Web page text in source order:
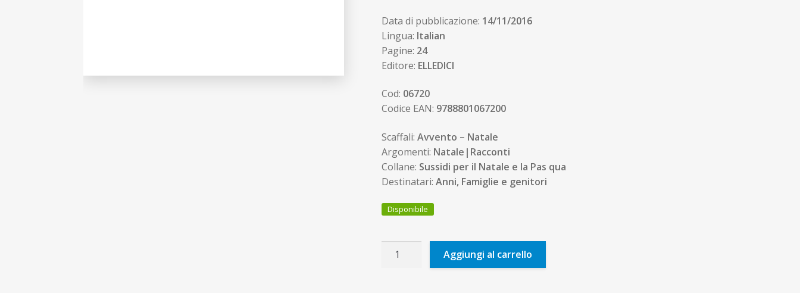
Data di pubblicazione: 14/11/2016
Lingua: Italian
Pagine: 24
Editore: ELLEDICI
Cod: 06720
Codice EAN: 9788801067200
Scaffali: Avvento – Natale
Argomenti: Natale|Racconti
Collane: Sussidi per il Natale e la Pas qua
Destinatari: Anni, Famiglie e genitori
Disponibile
Aggiungi al carrello